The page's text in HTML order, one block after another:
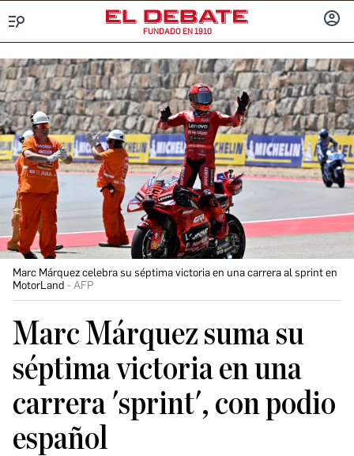
FUNDADO EN 1910
Marc Márquez celebra su séptima victoria en una carrera al sprint en
MotorLand
AFP
Marc Márquez suma su
séptima victoria en una
carrera 'sprint', con podio
español